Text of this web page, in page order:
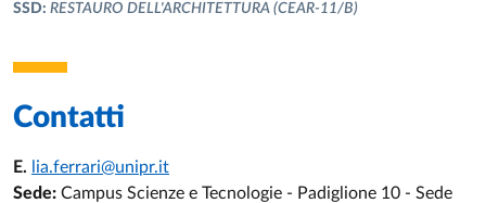
SSD: RESTAURO DELL'ARCHITETTURA (CEAR-11/B)
Contatti
E.
lia.ferrari@unipr.it
Sede: Campus Scienze e Tecnologie - Padiglione 10 - Sede